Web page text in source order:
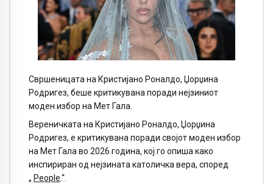
Свршеницата на Кристијано Роналдо, Џорџина
Родригез, беше критикувана поради нејзиниот
моден избор на Мет Гала.
Вереничката на Кристијано Роналдо, Џорџина
Родригез, е критикувана поради својот моден избор
на Мет Гала во 2026 година, кој го опиша како
инспириран од нејзината католичка вера, според
„ People.“.